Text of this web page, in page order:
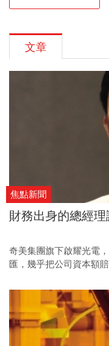
文章
焦點新聞
財務出身的總經
奇美集團旗下啟耀光電
匯，幾乎把公司資本額
題。